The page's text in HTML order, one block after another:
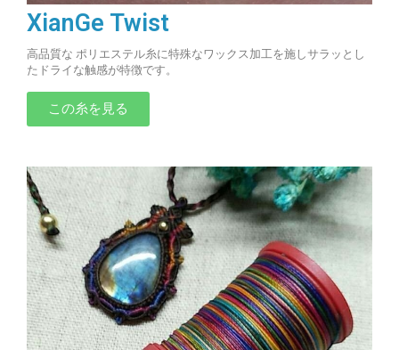
XianGe Twist
高品質な ポリエステル糸に特殊なワックス加工を施しサラッとし
たドライな触感が特徴です。
この糸を見る